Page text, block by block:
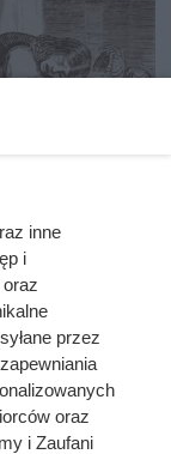
drzwi
inne
i
przez
oraz
i Zaufani